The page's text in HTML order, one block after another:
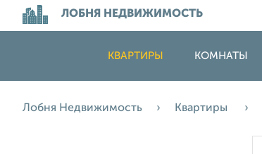
ЛОБНЯ НЕДВИЖИМОСТЬ
КВАРТИРЫ КОМНАТЫ
Лобня Недвижимость Квартиры